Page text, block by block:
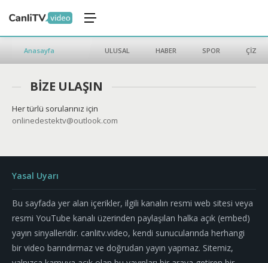
Anasayfa ULUSAL HABER SPOR ÇİZGİ
BİZE ULAŞIN
Her türlü sorularınız için
onlinedestektv@outlook.com
Yasal Uyarı
Bu sayfada yer alan içerikler, ilgili kanalın resmi web sitesi veya
resmi YouTube kanalı üzerinden paylaşılan halka açık (embed)
yayın sinyalleridir. canlitv.video, kendi sunucularında herhangi
bir video barındırmaz ve doğrudan yayın yapmaz. Sitemiz,